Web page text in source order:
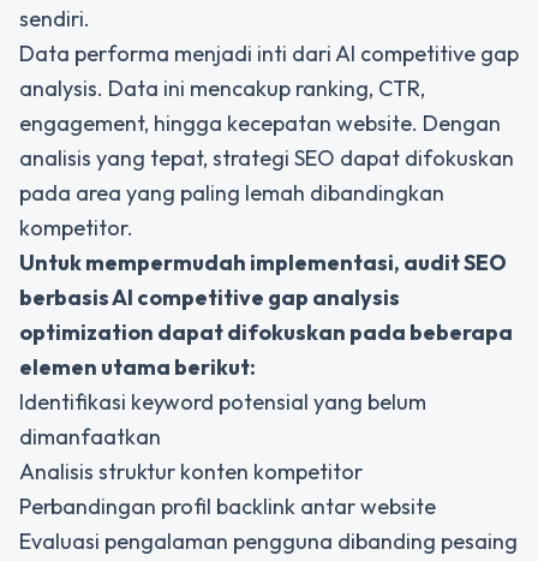
sendiri.
Data performa menjadi inti dari AI competitive gap
analysis. Data ini mencakup ranking, CTR,
engagement, hingga kecepatan website. Dengan
analisis yang tepat, strategi SEO dapat difokuskan
pada area yang paling lemah dibandingkan
kompetitor.
Untuk mempermudah implementasi, audit SEO
berbasis AI competitive gap analysis
optimization dapat difokuskan pada beberapa
elemen utama berikut:
Identifikasi keyword potensial yang belum
dimanfaatkan
Analisis struktur konten kompetitor
Perbandingan profil backlink antar website
Evaluasi pengalaman pengguna dibanding pesaing